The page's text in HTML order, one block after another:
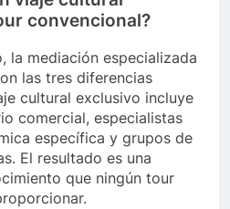
convencional?
la mediación especializada
las tres diferencias
cultural exclusivo incluye
comercial, especialistas
específica y grupos de
El resultado es una
que ningún tour